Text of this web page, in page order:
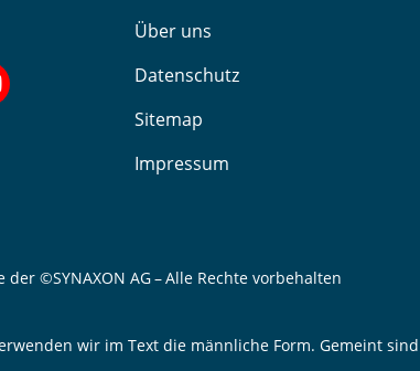
Über uns
Datenschutz
Sitemap
Impressum
der ©SYNAXON AG – Alle Rechte vorbehalten
wir im Text die männliche Form. Gemeint